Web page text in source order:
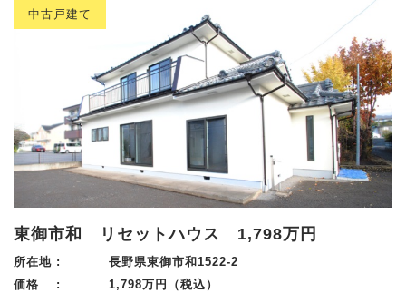
中古戸建て
東御市和 リセットハウス 1,798万円
所在地 :
長野県東御市和1522-2
価格 :
1,798万円（税込）